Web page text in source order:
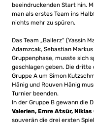
beeindruckenden Start hin.
man als erstes Team ins
nichts mehr zu spüren.
Das Team „Ballerz“ (Yassin
Adamzcak, Sebastian
Gruppenphase, musste sich
geschlagen geben. Die dritte
Gruppe A um Simon
Hänig und Rouven Hänig
Turnier beenden.
In der Gruppe B gewann die
Valerien, Emre Atsür,
souverän die drei ersten